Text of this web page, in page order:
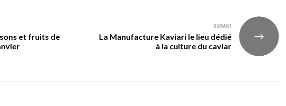
et fruits de
SUIVANT
La Manufacture Kaviari le lieu dédié
à la culture du caviar